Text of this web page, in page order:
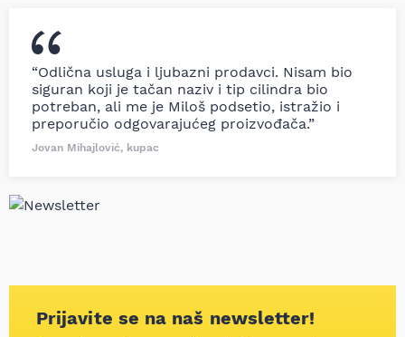
“Odlična usluga i ljubazni prodavci. Nisam bio
siguran koji je tačan naziv i tip cilindra bio
potreban, ali me je Miloš podsetio, istražio i
preporučio odgovarajućeg proizvođača.”
Jovan Mihajlović, kupac
Prijavite se na naš newsletter!